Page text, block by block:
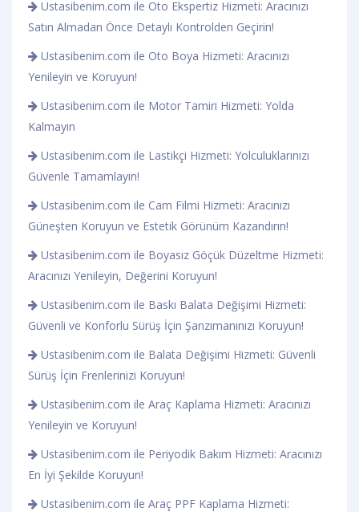
Ustasibenim.com ile Oto Ekspertiz Hizmeti: Aracınızı
Satın Almadan Önce Detaylı Kontrolden Geçirin!
Ustasibenim.com ile Oto Boya Hizmeti: Aracınızı
Yenileyin ve Koruyun!
Ustasibenim.com ile Motor Tamiri Hizmeti: Yolda
Kalmayın
Ustasibenim.com ile Lastikçi Hizmeti: Yolculuklarınızı
Güvenle Tamamlayın!
Ustasibenim.com ile Cam Filmi Hizmeti: Aracınızı
Güneşten Koruyun ve Estetik Görünüm Kazandırın!
Ustasibenim.com ile Boyasız Göçük Düzeltme Hizmeti:
Aracınızı Yenileyin, Değerini Koruyun!
Ustasibenim.com ile Baskı Balata Değişimi Hizmeti:
Güvenli ve Konforlu Sürüş İçin Şanzımanınızı Koruyun!
Ustasibenim.com ile Balata Değişimi Hizmeti: Güvenli
Sürüş İçin Frenlerinizi Koruyun!
Ustasibenim.com ile Araç Kaplama Hizmeti: Aracınızı
Yenileyin ve Koruyun!
Ustasibenim.com ile Periyodik Bakım Hizmeti: Aracınızı
En İyi Şekilde Koruyun!
Ustasibenim.com ile Araç PPF Kaplama Hizmeti: